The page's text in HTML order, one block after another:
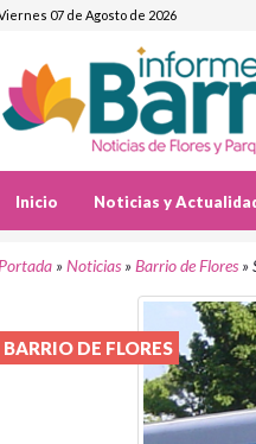
07 de Agosto de 2026
Inicio Noticias y
Portada »Noticias »Barrio de Flores »
BARRIO DE FLORES